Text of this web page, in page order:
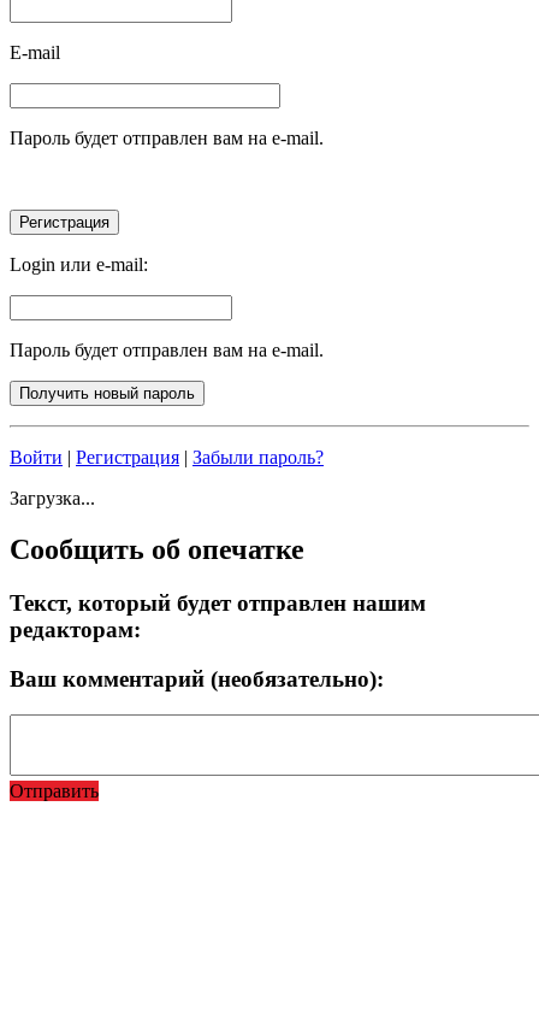
E-mail
Пароль будет отправлен вам на e-mail.
Login или e-mail:
Пароль будет отправлен вам на e-mail.
Войти | Регистрация | Забыли пароль?
Загрузка...
Сообщить об опечатке
Текст, который будет отправлен нашим
редакторам:
Ваш комментарий (необязательно):
Отправить